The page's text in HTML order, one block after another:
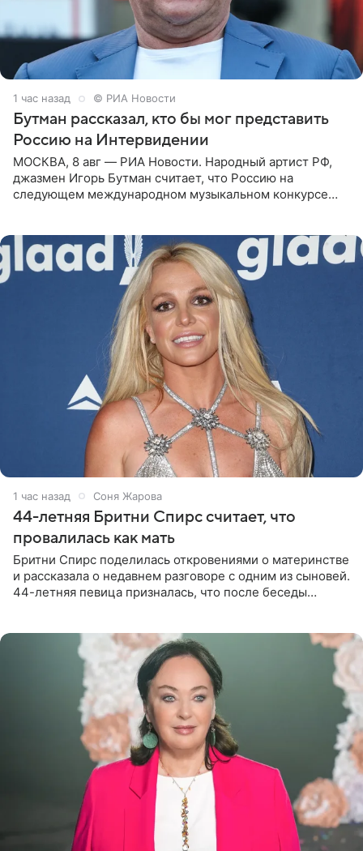
1 час назад © РИА Новости
Бутман рассказал, кто бы мог представить
Россию на Интервидении
МОСКВА, 8 авг — РИА Новости. Народный артист РФ,
джазмен Игорь Бутман считает, что Россию на
следующем международном музыкальном конкурсе
1 час назад Соня Жарова
44-летняя Бритни Спирс считает, что
провалилась как мать
Бритни Спирс поделилась откровениями о материнстве
и рассказала о недавнем разговоре с одним из сыновей.
44-летняя певица призналась, что после беседы